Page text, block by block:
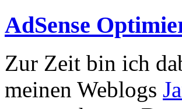
AdSense
Zur Zeit bin ich
meinen Weblogs